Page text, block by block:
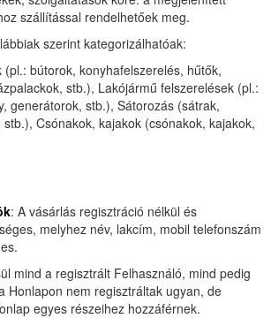
szállítással rendelhetőek meg.
szerint kategorizálhatóak:
(pl.: bútorok, konyhafelszerelés, hűtők,
stb.), Lakójármű felszerelések (pl.:
generátorok, stb.), Sátorozás (sátrak,
Csónakok, kajakok (csónakok, kajakok,
: A vásárlás regisztráció nélkül és
melyhez név, lakcím, mobil telefonszám
mind a regisztrált Felhasználó, mind pedig
Honlapon nem regisztráltak ugyan, de
egyes részeihez hozzáférnek.